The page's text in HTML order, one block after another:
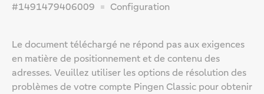
#1491479406009 Configuration
Le document téléchargé ne répond pas aux exigences
en matière de positionnement et de contenu des
adresses. Veuillez utiliser les options de résolution des
problèmes de votre compte Pingen Classic pour obtenir